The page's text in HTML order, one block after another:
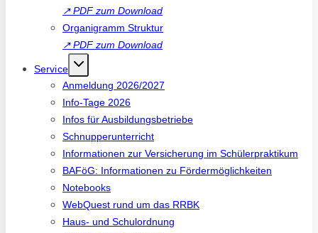
↗ PDF zum Download
Organigramm Struktur
↗ PDF zum Download
Service
Anmeldung 2026/2027
Info-Tage 2026
Infos für Ausbildungsbetriebe
Schnupperunterricht
Informationen zur Versicherung im Schülerpraktikum
BAFöG: Informationen zu Fördermöglichkeiten
Notebooks
WebQuest rund um das RRBK
Haus- und Schulordnung